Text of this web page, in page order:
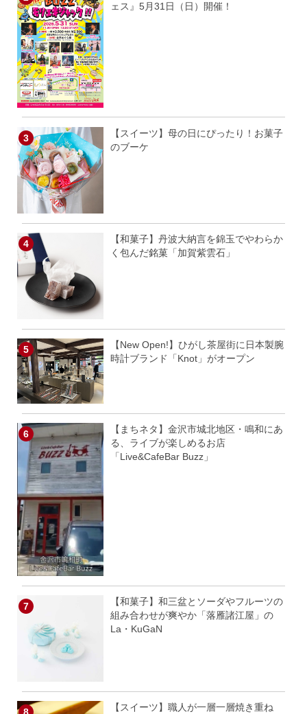
ェス』5月31日（日）開催！
【スイーツ】母の日にぴったり！お菓子
のブーケ
【和菓子】丹波大納言を錦玉でやわらか
く包んだ銘菓「加賀紫雲石」
【New Open!】ひがし茶屋街に日本製腕
時計ブランド「Knot」がオープン
【まちネタ】金沢市城北地区・鳴和にあ
る、ライブが楽しめるお店
「Live&CafeBar Buzz」
【和菓子】和三盆とソーダやフルーツの
組み合わせが爽やか「落雁諸江屋」の
La・KuGaN
【スイーツ】職人が一層一層焼き重ね